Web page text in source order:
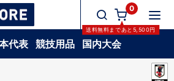
0
送料無料まであと 5,500円
代表 競技用品 国内大会